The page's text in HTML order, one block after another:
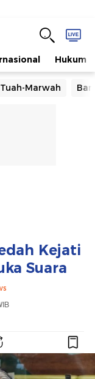
Hukum
Marwah
Kejati
Suara